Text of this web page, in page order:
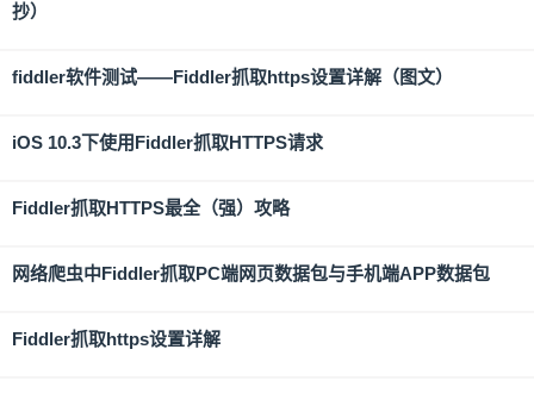
抄）
fiddler软件测试——Fiddler抓取https设置详解（图文）
iOS 10.3下使用Fiddler抓取HTTPS请求
Fiddler抓取HTTPS最全（强）攻略
网络爬虫中Fiddler抓取PC端网页数据包与手机端APP数据包
Fiddler抓取https设置详解